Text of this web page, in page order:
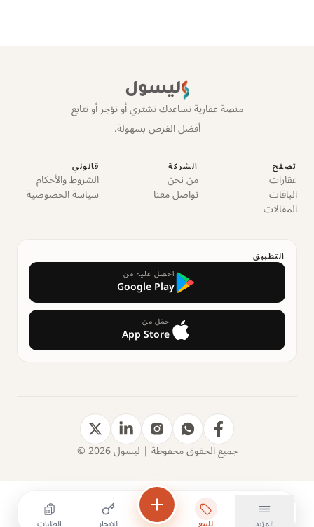
ليسول
منصة عقارية تساعدك تشتري أو تؤجر أو تتابع
أفضل الفرص بسهولة.
تصفح
عقارات
الباقات
المقالات
الشركة
من نحن
تواصل معنا
قانوني
الشروط والأحكام
سياسة الخصوصية
التطبيق
احصل عليه من
Google Play
حمّل من
App Store
جميع الحقوق محفوظة | ليسول 2026 ©